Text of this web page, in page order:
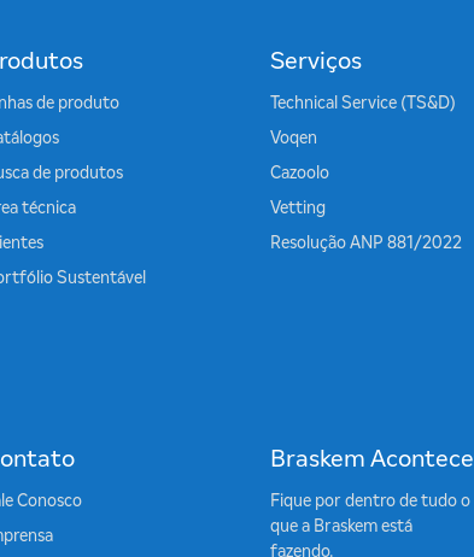
de produto
de produtos
técnica
Sustentável
Serviços
Technical Service (TS&D)
Voqen
Cazoolo
Vetting
Resolução ANP 881/2022
Conosco
Braskem Acontece
Fique por dentro de tudo o
que a Braskem está
fazendo.